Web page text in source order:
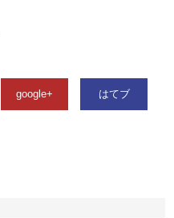
google+ はてブ